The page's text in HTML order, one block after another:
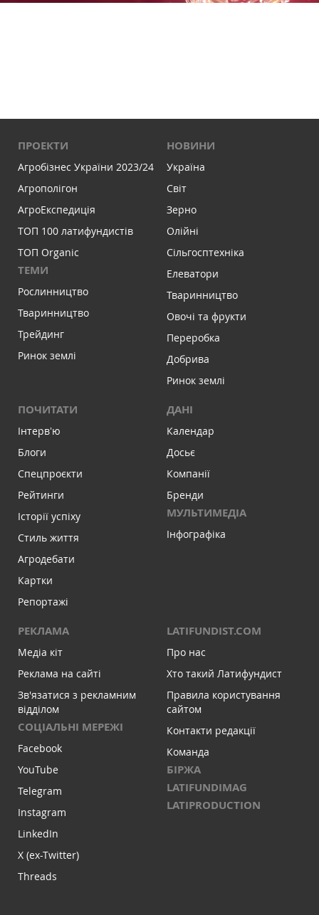
ПРОЕКТИ
Агробізнес України 2023/24
Агрополігон
АгроЕкспедиція
ТОП 100 латифундистів
ТОП Organic
ТЕМИ
Рослинництво
Тваринництво
Трейдинг
Ринок землі
НОВИНИ
Україна
Світ
Зерно
Олійні
Сільгосптехніка
Елеватори
Тваринництво
Овочі та фрукти
Переробка
Добрива
Ринок землі
ПОЧИТАТИ
Інтервʼю
Блоги
Спецпроєкти
Рейтинги
Історії успіху
Стиль життя
Агродебати
Картки
Репортажі
ДАНІ
Календар
Досьє
Компанії
Бренди
МУЛЬТИМЕДІА
Інфографіка
РЕКЛАМА
Медіа кіт
Реклама на сайті
Зв'язатися з рекламним
відділом
СОЦІАЛЬНІ МЕРЕЖІ
Facebook
YouTube
Telegram
Instagram
LinkedIn
X (ex-Twitter)
Threads
LATIFUNDIST.COM
Про нас
Хто такий Латифундист
Правила користування
сайтом
Контакти редакції
Команда
БІРЖА
LATIFUNDIMAG
LATIPRODUCTION